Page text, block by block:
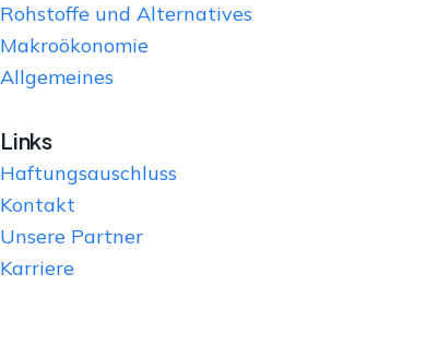
Rohstoffe und Alternatives
Makroökonomie
Allgemeines
Links
Haftungsauschluss
Kontakt
Unsere Partner
Karriere